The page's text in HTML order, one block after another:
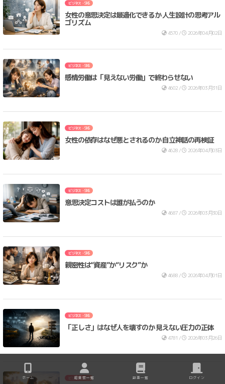
ホーム 起業家一覧 記事一覧 ログイン
ビジネス・SNS
女性の意思決定は最適化できるか 人生設計の思考アル
ゴリズム
4570 / 2026年04月02日
ビジネス・SNS
感情労働は「見えない労働」で終わらせない
4602 / 2026年03月31日
ビジネス・SNS
女性の依存はなぜ悪とされるのか 自立神話の再検証
4628 / 2026年04月03日
ビジネス・SNS
意思決定コストは誰が払うのか
4687 / 2026年03月30日
ビジネス・SNS
親密性は“資産”か“リスク”か
4688 / 2026年04月01日
ビジネス・SNS
「正しさ」はなぜ人を壊すのか 見えない圧力の正体
4781 / 2026年03月26日
ビジネス・SNS